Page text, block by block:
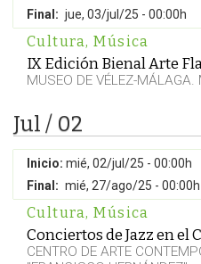
Final: jue, 03/jul/25 - 00:00h
Cultura, Música
IX Edición Bienal Arte
MUSEO DE VÉLEZ-MÁLAGA.
Jul / 02
Inicio: mié, 02/jul/25 - 00:00h
Final: mié, 27/ago/25 - 00:00h
Cultura, Música
Conciertos de Jazz en el
CENTRO DE ARTE